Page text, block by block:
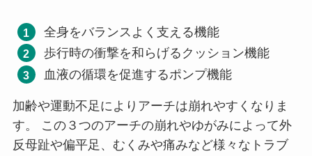
全身をバランスよく支える機能
歩行時の衝撃を和らげるクッション機能
血液の循環を促進するポンプ機能
加齢や運動不足によりアーチは崩れやすくなりま
す。 この３つのアーチの崩れやゆがみによって外
反母趾や偏平足、むくみや痛みなど様々なトラブ